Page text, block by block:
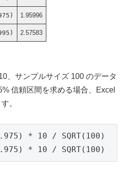
1.95996
2.57583
、サンプルサイズ 100 のデータ
信頼区間を求める場合、Excel
。
* 10 / SQRT(100)   →
* 10 / SQRT(100)   →